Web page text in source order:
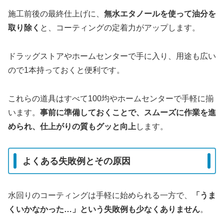
施工前後の最終仕上げに、 無水エタノールを使って油分を
取り除く と、コーティングの定着力がアップします。
ドラッグストアやホームセンターで手に入り、用途も広い
ので1本持っておくと便利です。
これらの道具はすべて100均やホームセンターで手軽に揃
います。 事前に準備しておくことで、スムーズに作業を進
められ、仕上がりの質もグッと向上 します。
よくある失敗例とその原因
水回りのコーティングは手軽に始められる一方で、
「うま
くいかなかった…」という失敗例も少なくありません。